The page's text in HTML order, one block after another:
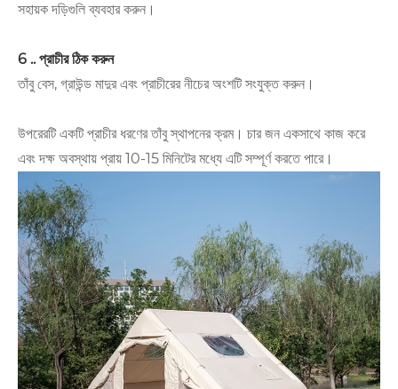
সহায়ক দড়িগুলি ব্যবহার করুন।
6 .. প্রাচীর ঠিক করুন
তাঁবু বেস, গ্রাউন্ড মাদুর এবং প্রাচীরের নীচের অংশটি সংযুক্ত করুন।
উপরেরটি একটি প্রাচীর ধরণের তাঁবু স্থাপনের ক্রম। চার জন একসাথে কাজ করে
এবং দক্ষ অবস্থায় প্রায় 10-15 মিনিটের মধ্যে এটি সম্পূর্ণ করতে পারে।